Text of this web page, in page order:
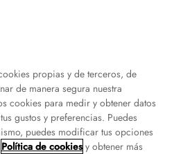
propias y de terceros, de
de manera segura nuestra
cookies para medir y obtener datos
gustos y preferencias. Puedes
puedes modificar tus opciones
Política de cookies y obtener más